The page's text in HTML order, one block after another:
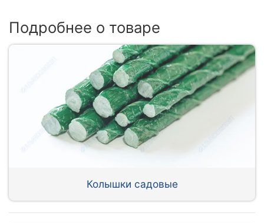
Подробнее о товаре
Колышки садовые